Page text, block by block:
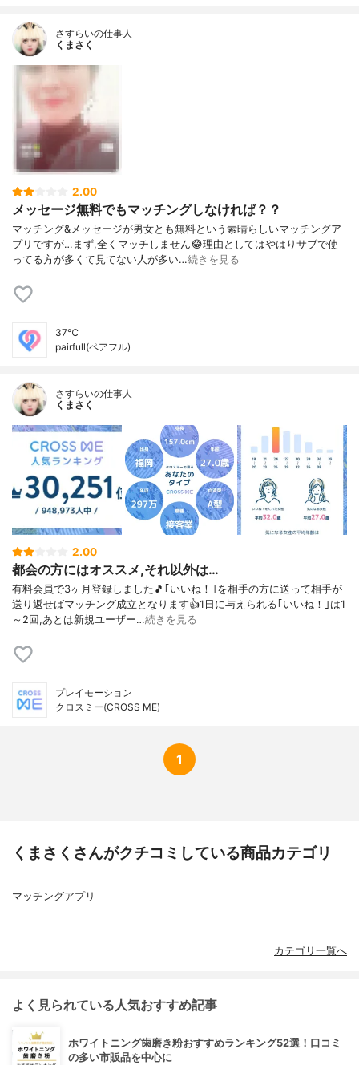
さすらいの仕事人
くまさく
2.00
メッセージ無料でもマッチングしなければ？？
マッチング&メッセージが男女とも無料という素晴らしいマッチングア
プリですが…まず,全くマッチしません😂理由としてはやはりサブで使
ってる方が多くて見てない人が多い…続きを見る
37℃
pairfull(ペアフル)
さすらいの仕事人
くまさく
2.00
都会の方にはオススメ,それ以外は…
有料会員で3ヶ月登録しました🎵｢いいね！｣を相手の方に送って相手が
送り返せばマッチング成立となります👍1日に与えられる｢いいね！｣は1
～2回,あとは新規ユーザー…続きを見る
プレイモーション
クロスミー(CROSS ME)
1
くまさくさんがクチコミしている商品カテゴリ
マッチングアプリ
カテゴリ一覧へ
よく見られている人気おすすめ記事
ホワイトニング歯磨き粉おすすめランキング52選！口コミ
の多い市販品を中心に